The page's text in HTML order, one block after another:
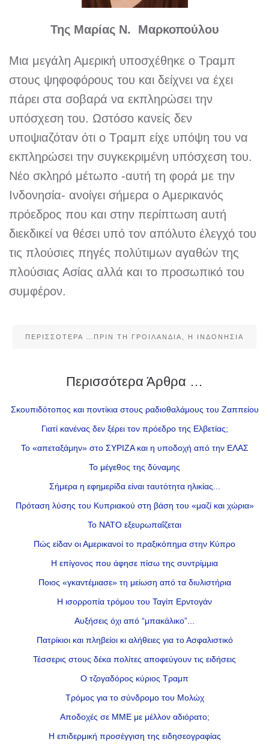
Της Μαρίας Ν. Μαρκοπούλου
Μια μεγάλη Αμερική υποσχέθηκε ο Τραμπ
στους ψηφοφόρους του και δείχνει να έχει
πάρει στα σοβαρά να εκπληρώσει την
υπόσχεση του. Ωστόσο κανείς δεν
υποψιαζόταν ότι ο Τραμπ είχε υπόψη του να
εκπληρώσει την συγκεκριμένη υπόσχεση του.
Νέο σκληρό μέτωπο -αυτή τη φορά με την
Ινδονησία- ανοίγει σήμερα ο Αμερικανός
πρόεδρος που και στην περίπτωση αυτή
διεκδικεί να θέσει υπό τον απόλυτο έλεγχό του
τις πλούσιες πηγές πολύτιμων αγαθών της
πλούσιας Ασίας αλλά και το προσωπικό του
συμφέρον.
ΠΕΡΙΣΣΌΤΕΡΑ …ΠΡΙΝ ΤΗ ΓΡΟΙΛΑΝΔΊΑ, Η ΙΝΔΟΝΗΣΊΑ
Περισσότερα Άρθρα …
Σκουπιδότοπος και ποντίκια στους ραδιοθαλάμους του Ζαππείου
Γιατί κανένας δεν ξέρει τον πρόεδρο της Ελβετίας;
Το «απεταξάμην» στο ΣΥΡΙΖΑ και η υποδοχή από την ΕΛΑΣ
Το μέγεθος της δύναμης
Σήμερα η εφημερίδα είναι ταυτότητα ηλικίας...
Πρόταση λύσης του Κυπριακού στη βάση του «μαζί και χώρια»
Το ΝΑΤΟ εξευρωπαΐζεται
Πώς είδαν οι Αμερικανοί το πραξικόπημα στην Κύπρο
Η επίγονος που άφησε πίσω της συντρίμμια
Ποιος «γκαντέμιασε» τη μείωση από τα διυλιστήρια
Η ισορροπία τρόμου του Ταγίπ Ερντογάν
Αυξήσεις όχι από “μπακάλικο”...
Πατρίκιοι και πληβείοι κι αλήθειες για το Ασφαλιστικό
Τέσσερις στους δέκα πολίτες αποφεύγουν τις ειδήσεις
Ο τζογαδόρος κύριος Τραμπ
Τρόμος για το σύνδρομο του Μολώχ
Αποδοχές σε ΜΜΕ με μέλλον αδιόρατο;
Η επιδερμική προσέγγιση της ειδησεογραφίας